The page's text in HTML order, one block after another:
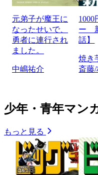
元弟子が魔王に
なったせいで、
勇者に連行され
ました。
中嶋祐介
1000
ー
話】
焼き
斎藤
少年・青年マン
もっと見る